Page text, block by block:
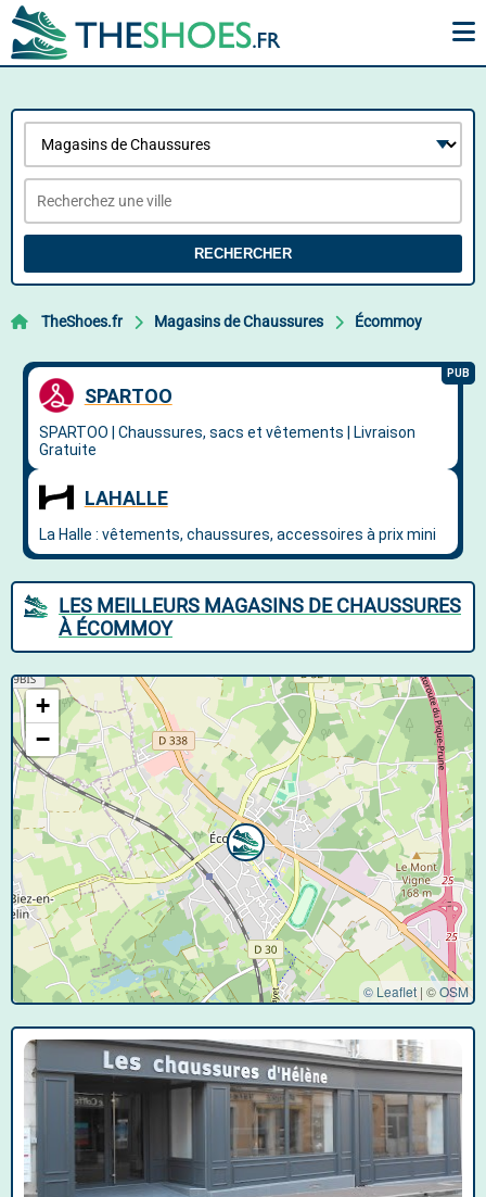
RECHERCHER
TheShoes.fr Magasins de Chaussures Écommoy
LES MEILLEURS MAGASINS DE CHAUSSURES
À ÉCOMMOY
+
−
© Leaflet | ©OSM